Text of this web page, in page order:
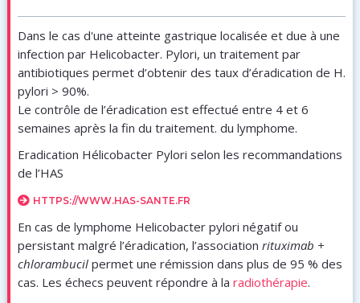
Dans le cas d'une atteinte gastrique localisée et due à une
infection par Helicobacter. Pylori, un traitement par
antibiotiques permet d’obtenir des taux d’éradication de H.
pylori > 90%.
Le contrôle de l’éradication est effectué entre 4 et 6
semaines après la fin du traitement. du lymphome.
Eradication Hélicobacter Pylori selon les recommandations
de l’HAS
HTTPS://WWW.HAS-SANTE.FR
En cas de lymphome Helicobacter pylori négatif ou
persistant malgré l’éradication, l’association rituximab +
chlorambucilpermet une rémission dans plus de 95 % des
cas. Les échecs peuvent répondre à la radiothérapie.